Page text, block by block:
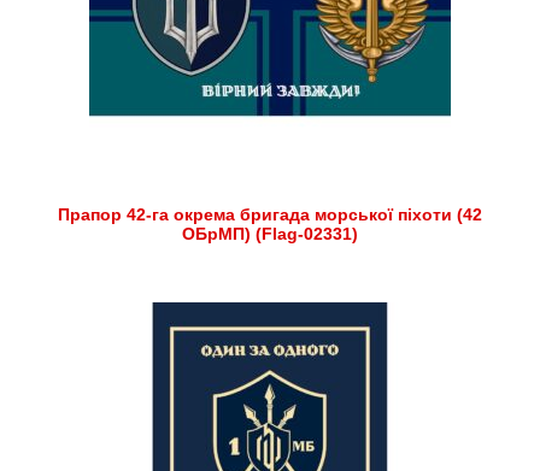
Прапор 42-га окрема бригада морської піхоти (42
ОБрМП) (Flag-02331)